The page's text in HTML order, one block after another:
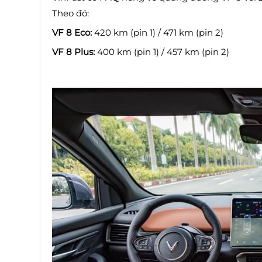
Theo đó:
VF 8 Eco: 420 km (pin 1) / 471 km (pin 2)
VF 8 Plus: 400 km (pin 1) / 457 km (pin 2)